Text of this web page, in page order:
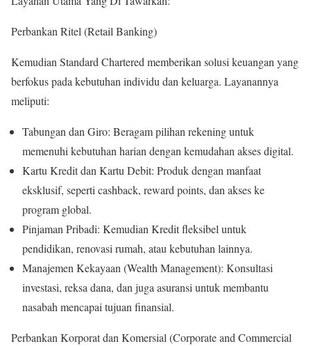
Perbankan Ritel (Retail Banking)
Kemudian Standard Chartered memberikan solusi keuangan yang
berfokus pada kebutuhan individu dan keluarga. Layanannya
meliputi:
Tabungan dan Giro: Beragam pilihan rekening untuk
memenuhi kebutuhan harian dengan kemudahan akses digital.
Kartu Kredit dan Kartu Debit: Produk dengan manfaat
eksklusif, seperti cashback, reward points, dan akses ke
program global.
Pinjaman Pribadi: Kemudian Kredit fleksibel untuk
pendidikan, renovasi rumah, atau kebutuhan lainnya.
Manajemen Kekayaan (Wealth Management): Konsultasi
investasi, reksa dana, dan juga asuransi untuk membantu
nasabah mencapai tujuan finansial.
Perbankan Korporat dan Komersial (Corporate and Commercial